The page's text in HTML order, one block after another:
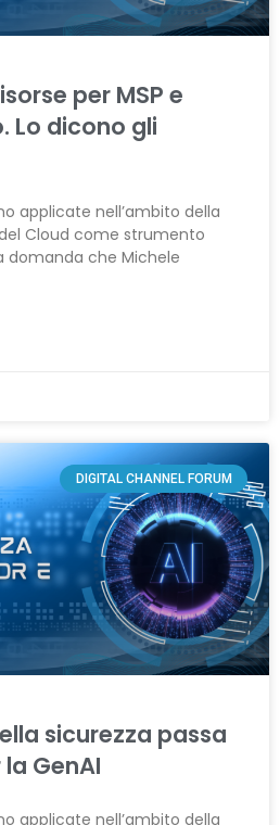
per MSP e
Lo dicono gli
applicate nell’ambito della
Cloud come strumento
domanda che Michele
DIGITAL CHANNEL FORUM
sicurezza passa
la GenAI
applicate nell’ambito della